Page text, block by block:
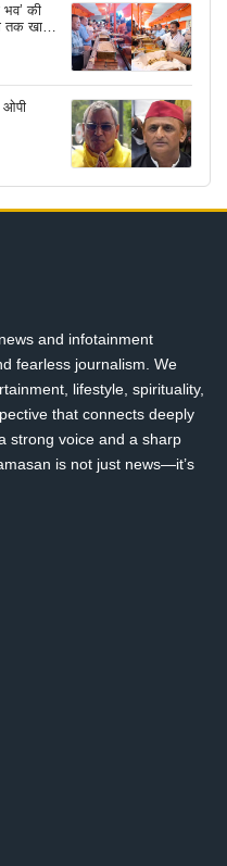
भव’ की
तक खास
and infotainment
fearless journalism. We
lifestyle, spirituality,
that connects deeply
strong voice and a sharp
is not just news—it’s